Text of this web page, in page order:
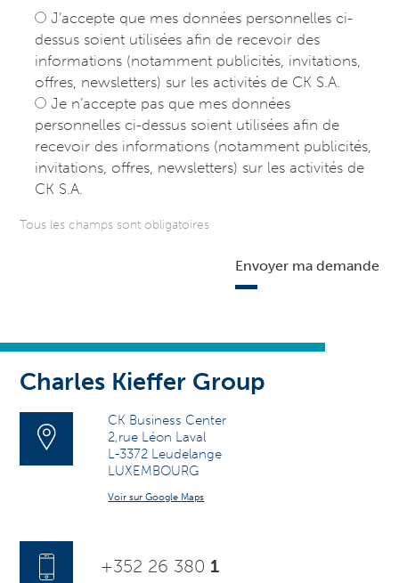
Charles Kieffer Group
CK Business Center
2,rue Léon Laval
L-3372 Leudelange
LUXEMBOURG
Voir sur Google Maps
+352 26 380 1
J’accepte que mes données personnelles ci-
dessus soient utilisées afin de recevoir des
informations (notamment publicités, invitations,
offres, newsletters) sur les activités de CK S.A.
Je n’accepte pas que mes données
personnelles ci-dessus soient utilisées afin de
recevoir des informations (notamment publicités,
invitations, offres, newsletters) sur les activités de
CK S.A.
Tous les champs sont obligatoires
Envoyer ma demande